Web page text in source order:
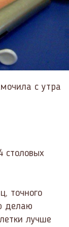
с утра
столовых
точного
делаю
лучше